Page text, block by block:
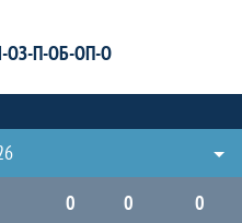
ОЗ-П-ОБ-ОП-О
0
0 0